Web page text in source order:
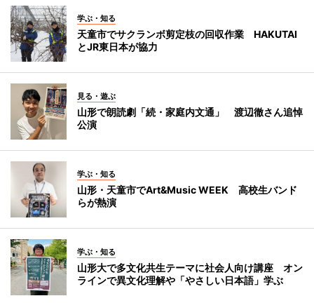
学ぶ・知る
天童市でサクランボ剪定枝の回収作業 HAKUTAI
とJR東日本が協力
見る・遊ぶ
山形で朗読劇「続・家庭内文通」 渡辺徹さん追悼
公演
学ぶ・知る
山形・天童市でArt&Music WEEK 高校生バンド
らが熱演
学ぶ・知る
山形大で多文化共生テーマに社会人向け講座 オン
ラインで異文化理解や「やさしい日本語」学ぶ